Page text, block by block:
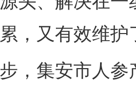
，又有效维
集安市人参